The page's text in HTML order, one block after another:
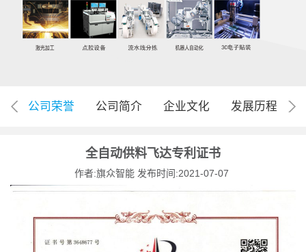
公司荣誉 公司简介 企业文化 发展历程
全自动供料飞达专利证书
作者:旗众智能 发布时间:2021-07-07